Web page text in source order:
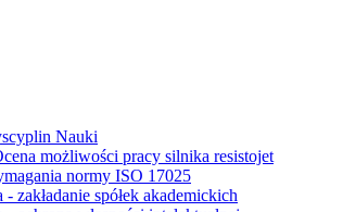
Nauki
możliwości pracy silnika resistojet
normy ISO 17025
zakładanie spółek akademickich